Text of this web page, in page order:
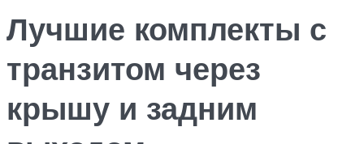
Лучшие комплекты с
транзитом через
крышу и задним